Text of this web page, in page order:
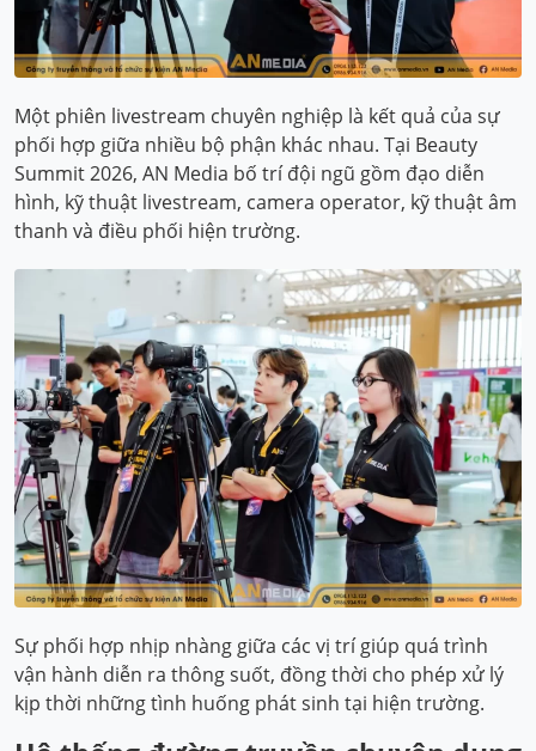
Một phiên livestream chuyên nghiệp là kết quả của sự
phối hợp giữa nhiều bộ phận khác nhau. Tại Beauty
Summit 2026, AN Media bố trí đội ngũ gồm đạo diễn
hình, kỹ thuật livestream, camera operator, kỹ thuật âm
thanh và điều phối hiện trường.
Sự phối hợp nhịp nhàng giữa các vị trí giúp quá trình
vận hành diễn ra thông suốt, đồng thời cho phép xử lý
kịp thời những tình huống phát sinh tại hiện trường.